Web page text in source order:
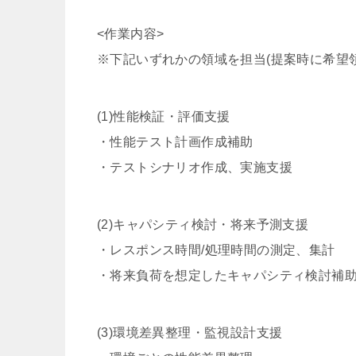
<作業内容>
※下記いずれかの領域を担当(提案時に希望
(1)性能検証・評価支援
・性能テスト計画作成補助
・テストシナリオ作成、実施支援
(2)キャパシティ検討・将来予測支援
・レスポンス時間/処理時間の測定、集計
・将来負荷を想定したキャパシティ検討補助
(3)環境差異整理・監視設計支援